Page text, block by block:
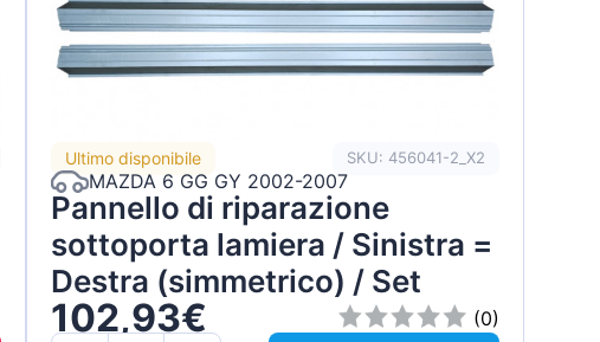
Ultimo disponibile SKU: 456041-2_X2
MAZDA 6 GG GY 2002-2007
Pannello di riparazione
sottoporta lamiera / Sinistra =
Destra (simmetrico) / Set
102,93€
(0)